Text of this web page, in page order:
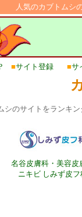
人気のカブトムシ
■サイト登録 ■サ
シのサイトをランキ
名谷皮膚科・美容皮
ニキビ しみず皮フ